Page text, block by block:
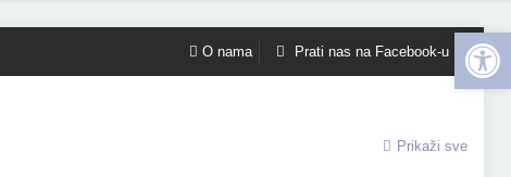
O nama Prati nas na Facebook-u
Prikaži sve